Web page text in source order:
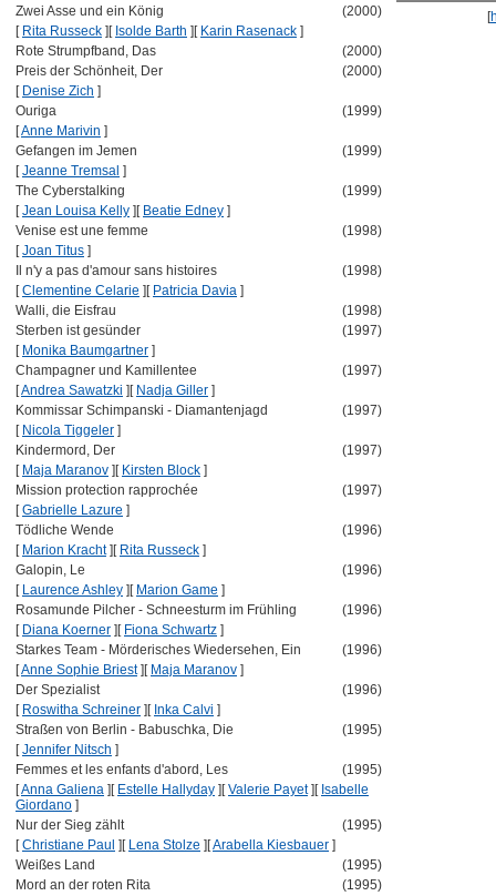
Zwei Asse und ein König
(2000)
[ Rita Russeck ] [ Isolde Barth ] [ Karin Rasenack ]
Rote Strumpfband, Das
(2000)
Preis der Schönheit, Der
(2000)
[ Denise Zich ]
Ouriga
(1999)
[Anne Marivin ]
Gefangen im Jemen
(1999)
[Jeanne Tremsal ]
The Cyberstalking
(1999)
[Jean Louisa Kelly ] [ Beatie Edney ]
Venise est une femme
(1998)
[Joan Titus ]
Il n'y a pas d'amour sans histoires
(1998)
[Clementine Celarie ] [ Patricia Davia ]
Walli, die Eisfrau
(1998)
Sterben ist gesünder
(1997)
[ Monika Baumgartner ]
Champagner und Kamillentee
(1997)
[Andrea Sawatzki ] [ Nadja Giller ]
Kommissar Schimpanski - Diamantenjagd
(1997)
[ Nicola Tiggeler ]
Kindermord, Der
(1997)
[ Maja Maranov ] [ Kirsten Block ]
Mission protection rapprochée
(1997)
[Gabrielle Lazure ]
Tödliche Wende
(1996)
[ Marion Kracht] [ Rita Russeck ]
Galopin, Le
(1996)
[ Laurence Ashley ] [ Marion Game ]
Rosamunde Pilcher - Schneesturm im Frühling
(1996)
[ Diana Koerner ] [ Fiona Schwartz ]
Starkes Team - Mörderisches Wiedersehen, Ein
(1996)
[Anne Sophie Briest] [ Maja Maranov ]
Der Spezialist
(1996)
[ Roswitha Schreiner ] [ Inka Calvi ]
Straßen von Berlin - Babuschka, Die
(1995)
[Jennifer Nitsch ]
Femmes et les enfants d'abord, Les
(1995)
[Anna Galiena ] [ Estelle Hallyday ] [Valerie Payet] [ Isabelle
Giordano ]
Nur der Sieg zählt
(1995)
[Christiane Paul ] [ Lena Stolze ] [Arabella Kiesbauer ]
Weißes Land
(1995)
Mord an der roten Rita
(1995)
[